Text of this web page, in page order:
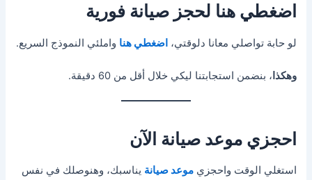
اضغطي هنا لحجز صيانة فورية
لو حابة تواصلي معانا دلوقتي، اضغطي هنا واملئي النموذج السريع.
وهكذا ، بنضمن استجابتنا ليكي خلال أقل من 60 دقيقة.
احجزي موعد صيانة الآن
استغلي الوقت واحجزيموعد صيانة يناسبك، وهنوصلك في نفس